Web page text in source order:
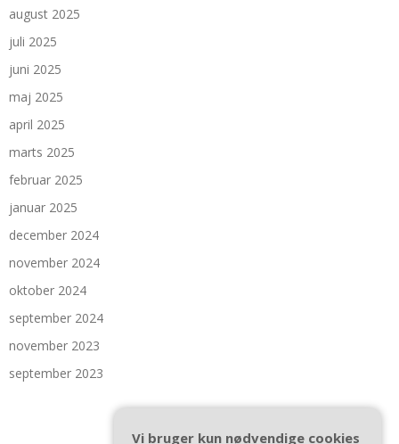
august 2025
juli 2025
juni 2025
maj 2025
april 2025
marts 2025
februar 2025
januar 2025
december 2024
november 2024
oktober 2024
september 2024
november 2023
september 2023
Vi bruger kun nødvendige cookies